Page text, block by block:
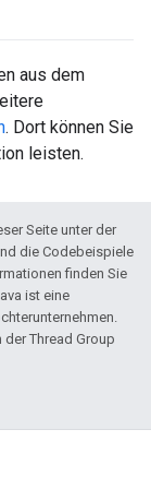
aus dem
. Dort können Sie
leisten.
Seite unter der
die Codebeispiele
finden Sie
ist eine
der Thread Group